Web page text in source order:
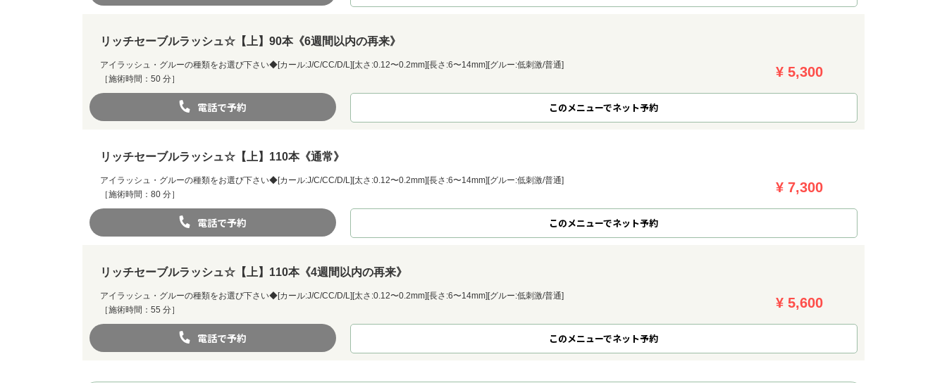
リッチセーブルラッシュ☆【上】90本《6週間以内の再来》
アイラッシュ・グルーの種類をお選び下さい◆[カール:J/C/CC/D/L][太さ:0.12〜0.2mm][長さ:6〜14mm][グルー:低刺激/普通]
［施術時間：50 分］
¥ 5,300
電話で予約 このメニューでネット予約
リッチセーブルラッシュ☆【上】110本《通常》
アイラッシュ・グルーの種類をお選び下さい◆[カール:J/C/CC/D/L][太さ:0.12〜0.2mm][長さ:6〜14mm][グルー:低刺激/普通]
［施術時間：80 分］
¥ 7,300
電話で予約 このメニューでネット予約
リッチセーブルラッシュ☆【上】110本《4週間以内の再来》
アイラッシュ・グルーの種類をお選び下さい◆[カール:J/C/CC/D/L][太さ:0.12〜0.2mm][長さ:6〜14mm][グルー:低刺激/普通]
［施術時間：55 分］
¥ 5,600
電話で予約 このメニューでネット予約